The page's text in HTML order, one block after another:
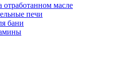
отработанном масле
печи
бани